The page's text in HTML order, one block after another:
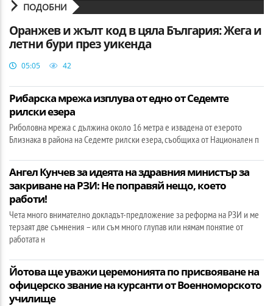
ПОДОБНИ
Оранжев и жълт код в цяла България: Жега и
летни бури през уикенда
05:05 42
Рибарска мрежа изплува от едно от Седемте
рилски езера
Риболовна мрежа с дължина около 16 метра е извадена от езерото
Близнака в района на Седемте рилски езера, съобщиха от Национален п
Ангел Кунчев за идеята на здравния министър за
закриване на РЗИ: Не поправяй нещо, което
работи!
Чета много внимателно докладът-предложение за реформа на РЗИ и ме
терзаят две съмнения – или съм много глупав или нямам понятие от
работата н
Йотова ще уважи церемонията по присвояване на
офицерско звание на курсанти от Военноморското
училище